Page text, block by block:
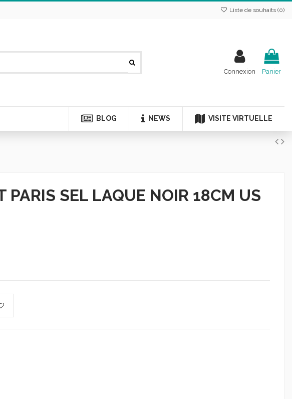
Liste de souhaits (0)
Connexion Panier
VISITE VIRTUELLE
NEWS
BLOG
PARIS SEL LAQUE NOIR 18CM US